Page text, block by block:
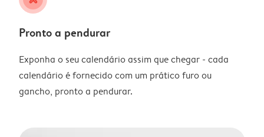
Pronto a pendurar
Exponha o seu calendário assim que chegar - cada
calendário é fornecido com um prático furo ou
gancho, pronto a pendurar.